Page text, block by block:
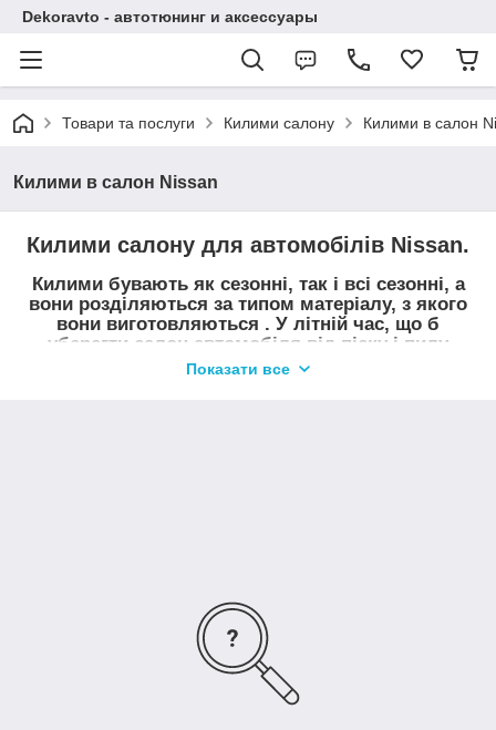
Dekoravto - автотюнинг и аксессуары
Товари та послуги Килими салону Килими в салон
Килими в салон Nissan
Килими салону для автомобілів Nissan.
Килими бувають як сезонні, так і всі сезонні, а
вони розділяються за типом матеріалу, з якого
вони виготовляються . У літній час, що б
уберегти салон автомобіля від піску і пилу
найчастіше використовують килими з ворсу, в
Показати все